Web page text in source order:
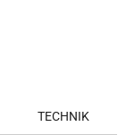
TECHNIK